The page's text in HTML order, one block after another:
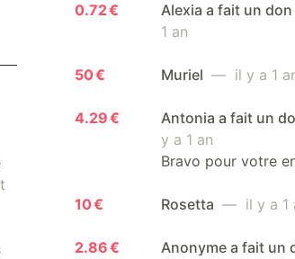
0.72 € Alexia a fait un
1 an
50 € Muriel — il y a 1
4.29 € Antonia a fait un
y a 1 an
Bravo pour votre
10 € Rosetta — il y a 1
2.86 €
Anonyme a fait un